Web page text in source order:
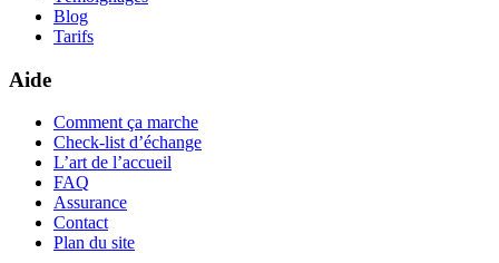
Blog
Tarifs
Aide
Comment ça marche
Check-list d’échange
L’art de l’accueil
FAQ
Assurance
Contact
Plan du site